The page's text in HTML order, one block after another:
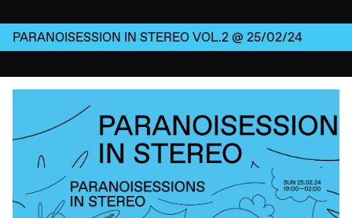
PARANOISESSION IN STEREO VOL.2 @ 25/02/24